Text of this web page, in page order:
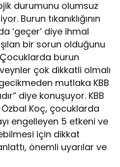
durumunu olumsuz
Burun tıkanıklığının
‘geçer’ diye ihmal
bir sorun olduğunu
burun
çok dikkatli olmalı
mutlaka KBB
diye konuşuyor. KBB
Özbal Koç, çocuklarda
engelleyen 5 etkeni ve
için dikkat
önemli uyarılar ve